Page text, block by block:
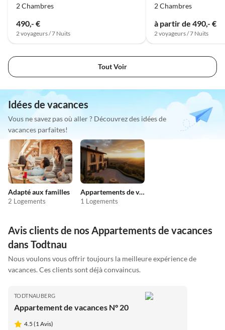
2 Chambres
490,- €
2 voyageurs / 7 Nuits
2 Chambres
à partir de 490,- €
2 voyageurs / 7 Nuits
Tout Voir
Idées de vacances
Vous ne savez pas où aller ? Découvrez des idées de
vacances parfaites!
Adapté aux familles
2 Logements
Appartements de vacances pas chers
1 Logements
Avis clients de nos Appartements de vacances
dans Todtnau
Nous voulons vous offrir toujours la meilleure expérience de
vacances. Ces clients sont déjà convaincus.
TODTNAUBERG
Appartement de vacances N° 20
4.5 (1 Avis)